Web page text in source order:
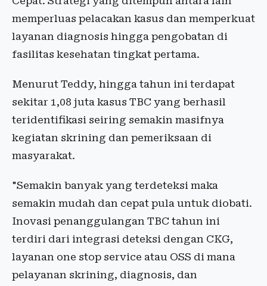
memperluas pelacakan kasus dan memperkuat
layanan diagnosis hingga pengobatan di
fasilitas kesehatan tingkat pertama.
Menurut Teddy, hingga tahun ini terdapat
sekitar 1,08 juta kasus TBC yang berhasil
teridentifikasi seiring semakin masifnya
kegiatan skrining dan pemeriksaan di
masyarakat.
"Semakin banyak yang terdeteksi maka
semakin mudah dan cepat pula untuk diobati.
Inovasi penanggulangan TBC tahun ini
terdiri dari integrasi deteksi dengan CKG,
layanan one stop service atau OSS di mana
pelayanan skrining, diagnosis, dan